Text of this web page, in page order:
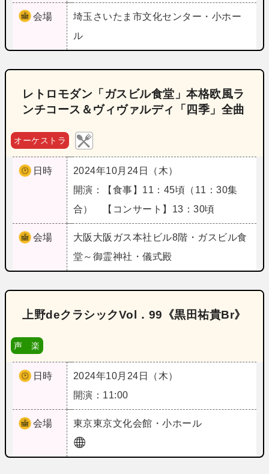
会場 埼玉 さいたま市文化センター・小ホー
ル
レトロモダン「ガスビル食堂」本格欧風ラ
ンチコース＆ヴィヴァルディ「四季」全曲
オーケストラ
日時
2024年10月24日（木）
開演：【食事】11：45頃（11：30集
合） 【コンサート】13：30頃
会場 大阪 大阪ガス本社ビル8階・ガスビル食
堂～御霊神社・儀式殿
上野deクラシックVol．99《黒田祐貴Br》
声 楽
日時
2024年10月24日（木）
開演：11:00
会場 東京東京文化会館・小ホール